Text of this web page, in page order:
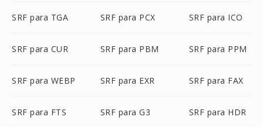
SRF para TGA SRF para PCX SRF para ICO
SRF para CUR SRF para PBM SRF para PPM
SRF para WEBP SRF para EXR SRF para FAX
SRF para FTS SRF para G3 SRF para HDR